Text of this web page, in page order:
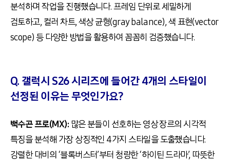
분석하며 작업을 진행했습니다. 프레임 단위로 세밀하게
검토하고, 컬러 차트, 색상 균형(gray balance), 색 표현(vector
scope) 등 다양한 방법을 활용하여 꼼꼼히 검증했습니다.
Q. 갤럭시 S26 시리즈에 들어간 4개의 스타일이
선정된 이유는 무엇인가요?
백수곤 프로(MX):많은 분들이 선호하는 영상 장르의 시각적
특징을 분석해 가장 상징적인 4가지 스타일을 도출했습니다.
강렬한 대비의 ‘블록버스터’부터 청량한 ‘하이틴 드라마’, 따뜻한